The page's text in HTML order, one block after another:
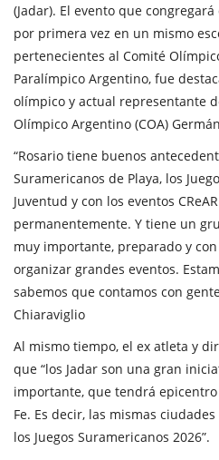
(Jadar). El evento que
por primera vez en un mismo
pertenecientes al Comité
Paralímpico Argentino, fue
olímpico y actual representante
Olímpico Argentino (COA)
“Rosario tiene buenos
Suramericanos de Playa, los
Juventud y con los eventos
permanentemente. Y tiene un
muy importante, preparado y
organizar grandes eventos.
sabemos que contamos con
Chiaraviglio
Al mismo tiempo, el ex atleta y
que “los Jadar son una gran
importante, que tendrá epicentro
Fe. Es decir, las mismas
los Juegos Suramericanos 2026”.